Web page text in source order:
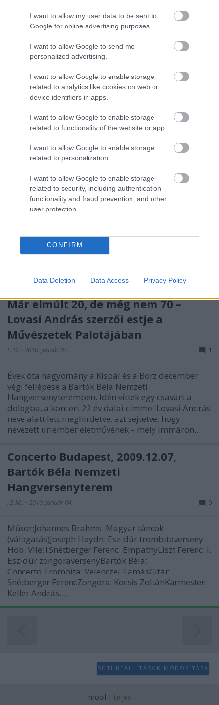
I want to allow my user data to be sent to
Google for online advertising purposes.
I want to allow Google to send me
personalized advertising.
I want to allow Google to enable storage
related to analytics like cookies on web or
device identifiers in apps.
I want to allow Google to enable storage
related to functionality of the website or app.
I want to allow Google to enable storage
related to personalization.
I want to allow Google to enable storage
related to security, including authentication
functionality and fraud prevention, and other
user protection.
CONFIRM
Data Deletion Data Access Privacy Policy
Palotájában
Pontosan egy évvel ezelőtt, a Lovasi András szerzői
estjéről szóló cikkem végén nagy vonalakban ezt
írtam: „reménykedjünk benne, hogy a zenekar
magára talál végre, ebben az esetben pedig nem kell
sorrend újabb…
Kicsi a pöcsöm, jön a Sötét van – 30Y
szentimentálé a Művészetek
Palotájában
2010. június 29.
Szűk másfél héttel az Orfűn tartott tizedik
30Y zenekar: a Bartók Béla Nemzeti
Hangversenyteremben került sor az idei első és
egyetlen szentimentálé előadásra. Ennek kapcsán
Már elmúlt 20, de még nem 70 –
Lovasi András szerzői estje a
Művészetek Palotájában
L. D. • 2010. január 04. 1
Évek óta hagyomány a Kispál és a Borz december
végi fellépése a Bartók Béla Nemzeti
Hangversenyteremben. Idén vittek egy csavart a
dologba, a koncert 22 év dalai címmel Lovasi András
neve alatt lett meghirdetve, azt sejtetve, hogy
nevezett úriember életművének – mely immáron…
Concerto Budapest, 2009.12.07,
Bartók Béla Nemzeti
Hangversenyterem
.:S.M:. • 2010. január 04. 0
Műsor:Johannes Brahms: Magyar táncok
(válogatás)Joseph Haydn: Esz-dúr trombitaverseny
Hob. VIIe:1Snétberger Ferenc: EmpathyLiszt Ferenc: I.
Esz-dúr zongoraversenyBartók Béla:
Concerto Trombita: Velenczei TamásGitár:
Snétberger FerencZongora: Kocsis ZoltánKarmester:
Keller András…
SÜTI BEÁLLÍTÁSOK MÓDOSÍTÁSA
mobil | teljes